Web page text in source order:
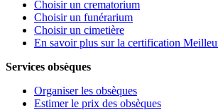
Choisir un crematorium
Choisir un funérarium
Choisir un cimetière
En savoir plus sur la certification
Services obsèques
Organiser les obsèques
Estimer le prix des obsèques